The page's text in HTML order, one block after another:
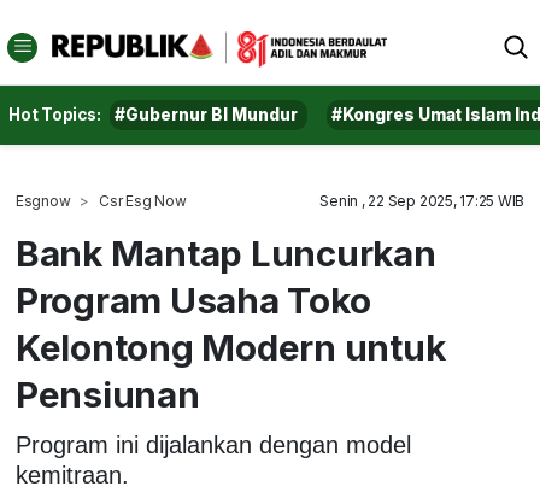
Hot Topics: #Gubernur BI Mundur #Kongres Umat Islam
Esgnow Csr Esg Now Senin , 22 Sep 2025, 17:25 WIB
Bank Mantap Luncurkan
Program Usaha Toko
Kelontong Modern untuk
Pensiunan
Program ini dijalankan dengan model
kemitraan.